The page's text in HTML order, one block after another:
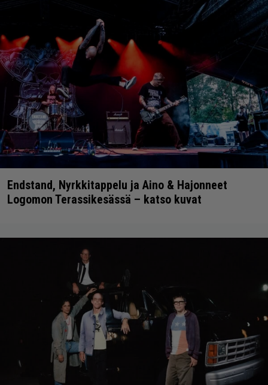
Endstand, Nyrkkitappelu ja Aino & Hajonneet
Logomon Terassikesässä – katso kuvat